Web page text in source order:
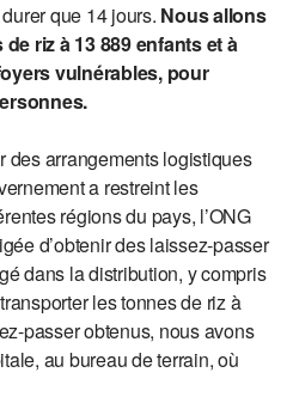
que 14 jours. Nous allons
riz à 13 889 enfants et à
vulnérables, pour
des arrangements logistiques
a restreint les
régions du pays, l’ONG
d’obtenir des laissez-passer
dans la distribution, y compris
les tonnes de riz à
passer obtenus, nous avons
au bureau de terrain, où